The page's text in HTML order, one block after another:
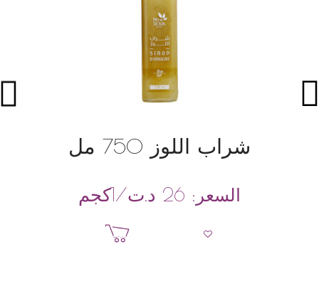
شراب اللوز 750 مل
السعر:26 د.ت/1كجم
إضافة إلى السلة